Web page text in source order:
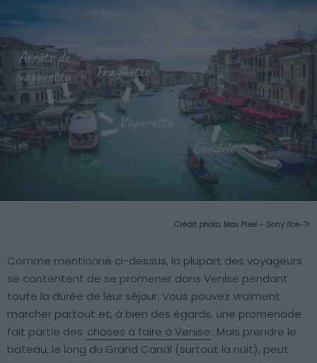
Crédit photo: Max Pixel – Sony Ilce-7r
Comme mentionné ci-dessus, la plupart des voyageurs
se contentent de se promener dans Venise pendant
toute la durée de leur séjour. Vous pouvez vraiment
marcher partout et, à bien des égards, une promenade
fait partie des choses à faire à Venise. Mais prendre le
bateau, le long du Grand Canal (surtout la nuit), peut